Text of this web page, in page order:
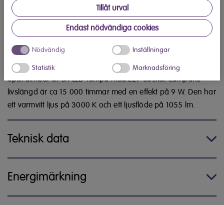
Tillåt urval
Endast nödvändiga cookies
Nödvändig Inställningar
Statistik Marknadsföring
Hitta din närmaste Elon-butik
Produktinformation
Elvita 114330 LED normal E27, 9W 1055lm 3000K filament
opal dimbar är en LED-lampa med E27-sockel. Lampans
livslängd är ca 15 000 timmar med en effekt på 9 W. Den har
ett varmvitt ljus på 3000 K och ett ljusflöde på 1055 lm.
Teknisk data
Energimärkning